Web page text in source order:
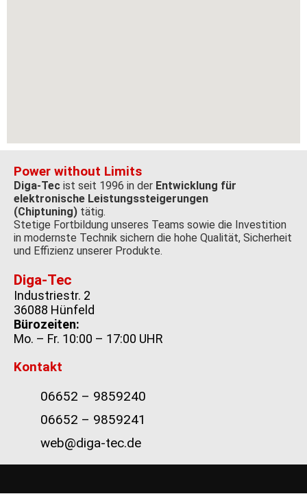
Power without Limits
Diga-Tec ist seit 1996 in der Entwicklung für
elektronische Leistungssteigerungen
(Chiptuning) tätig.
Stetige Fortbildung unseres Teams sowie die Investition
in modernste Technik sichern die hohe Qualität, Sicherheit
und Effizienz unserer Produkte.
Diga-Tec
Industriestr. 2
36088 Hünfeld
Bürozeiten:
Mo. – Fr. 10:00 – 17:00 UHR
Kontakt
06652 – 9859240
06652 – 9859241
web@diga-tec.de